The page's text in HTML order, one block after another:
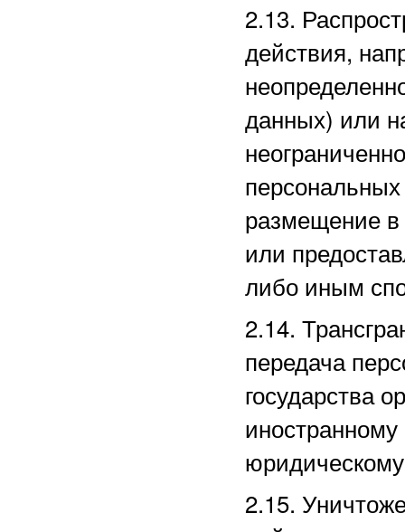
2.13.
действия,
данных) или
размещение
или
либо иным
2.14.
передача
государства
2.15.